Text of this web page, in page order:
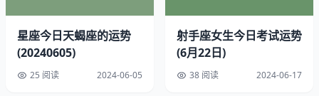
幸运数字：1
星座今日天蝎座的运势
(20240605)
25 阅读 2024-06-05
射手座女生今日考试运势
(6月22日)
38 阅读 2024-06-17